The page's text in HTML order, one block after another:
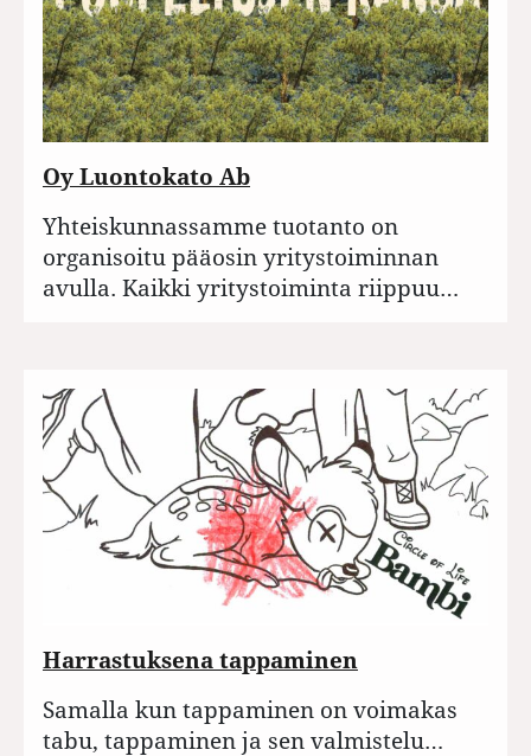
Oy Luontokato Ab
Yhteiskunnassamme tuotanto on
organisoitu pääosin yritystoiminnan
avulla. Kaikki yritystoiminta riippuu…
Harrastuksena tappaminen
Samalla kun tappaminen on voimakas
tabu, tappaminen ja sen valmistelu…